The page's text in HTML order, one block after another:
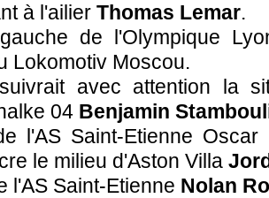
à l'ailier Thomas Lemar.
de l'Olympique
Lokomotiv Moscou.
avec attention la
04 Benjamin
l'AS Saint-Etienne
le milieu d'Aston Villa
l'AS Saint-Etienne Nolan